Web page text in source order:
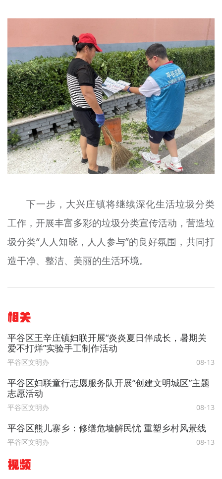
下一步，大兴庄镇将继续深化生活垃圾分类
工作，开展丰富多彩的垃圾分类宣传活动，营造垃
圾分类“人人知晓，人人参与”的良好氛围，共同打
造干净、整洁、美丽的生活环境。
相关
平谷区王辛庄镇妇联开展“炎炎夏日伴成长，暑期关
爱不打烊”实验手工制作活动
平谷区文明办 08-13
平谷区妇联童行志愿服务队开展“创建文明城区”主题
志愿活动
平谷区文明办 08-13
平谷区熊儿寨乡：修缮危墙解民忧 重塑乡村风景线
平谷区文明办 08-13
视频